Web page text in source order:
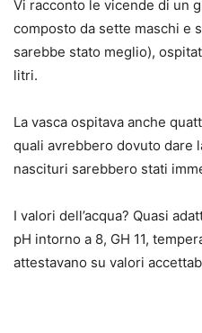
Vi racconto le vicende di un
composto da sette maschi e
sarebbe stato meglio),
litri.
La vasca ospitava anche
quali avrebbero dovuto dare
nascituri sarebbero stati
I valori dell’acqua? Quasi
pH intorno a 8, GH 11,
attestavano su valori